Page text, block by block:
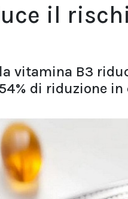
il
vitamina B3
di riduzione in